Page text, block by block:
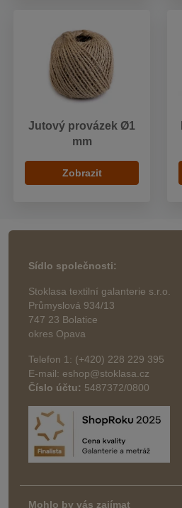
Jutový provázek Ø1
mm
Zobrazit
Sídlo společnosti:
Stoklasa textilní galanterie s.r.o.
Průmyslová 934/13
747 23 Bolatice
okres Opava
Telefon 1: (+420) 228 229 395
E-mail: eshop@stoklasa.cz
Číslo účtu: 5487372/0800
Mohlo by vás zajímat